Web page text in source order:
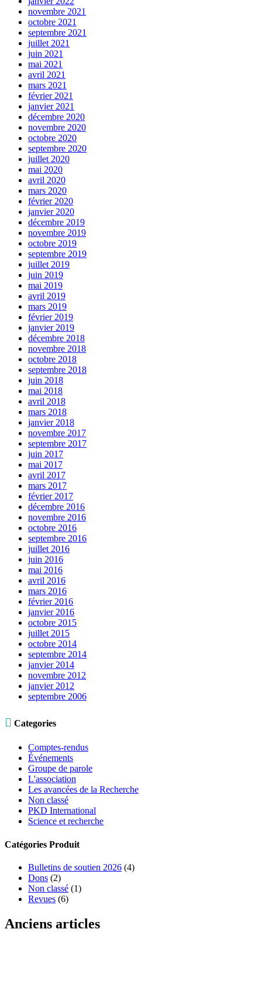
novembre 2021
octobre 2021
septembre 2021
juillet 2021
juin 2021
mai 2021
avril 2021
mars 2021
février 2021
janvier 2021
décembre 2020
novembre 2020
octobre 2020
septembre 2020
juillet 2020
mai 2020
avril 2020
mars 2020
février 2020
janvier 2020
décembre 2019
novembre 2019
octobre 2019
septembre 2019
juillet 2019
juin 2019
mai 2019
avril 2019
mars 2019
février 2019
janvier 2019
décembre 2018
novembre 2018
octobre 2018
septembre 2018
juin 2018
mai 2018
avril 2018
mars 2018
janvier 2018
novembre 2017
septembre 2017
juin 2017
mai 2017
avril 2017
mars 2017
février 2017
décembre 2016
novembre 2016
octobre 2016
septembre 2016
juillet 2016
juin 2016
mai 2016
avril 2016
mars 2016
février 2016
janvier 2016
octobre 2015
juillet 2015
octobre 2014
septembre 2014
janvier 2014
novembre 2012
janvier 2012
septembre 2006
 Categories
Comptes-rendus
Événements
Groupe de parole
L'association
Les avancées de la Recherche
Non classé
PKD International
Science et recherche
Catégories Produit
Bulletins de soutien 2026 (4)
Dons (2)
Non classé (1)
Revues (6)
Anciens articles